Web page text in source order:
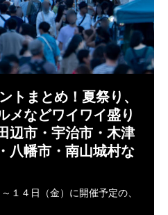
トまとめ！夏祭り、
メなどワイワイ盛り
辺市・宇治市・木津
八幡市・南山城村な
１４日（金）に開催予定の、